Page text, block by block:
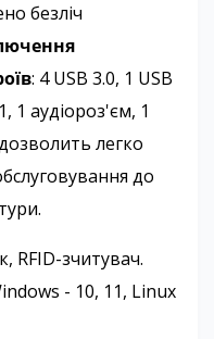
безліч
: 4 USB 3.0, 1 USB
1 аудіороз'єм, 1
легко
до
RFID-зчитувач.
- 10, 11, Linux